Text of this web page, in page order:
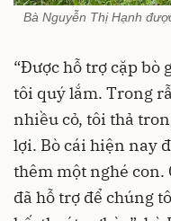
Bà Nguyễn Thị Hạnh
“Được hỗ trợ cặp bò
tôi quý lắm. Trong
nhiều cỏ, tôi thả
lợi. Bò cái hiện nay
thêm một nghé con.
đã hỗ trợ để chúng